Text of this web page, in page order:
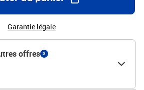
Garantie légale
offres 3